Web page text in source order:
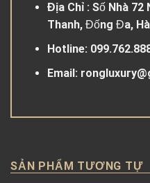
Địa Chỉ: Số Nhà 72
Thanh, Đống Đa,
Hotline:
Email:
SẢN PHẨM TƯƠNG TỰ